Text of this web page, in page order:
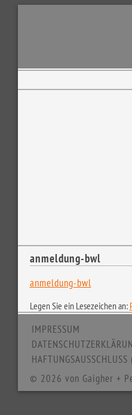
anmeldung-bwl
anmeldung-bwl
Legen Sie ein Lesezeichen an:
IMPRESSUM
© 2026 von Gaigher +